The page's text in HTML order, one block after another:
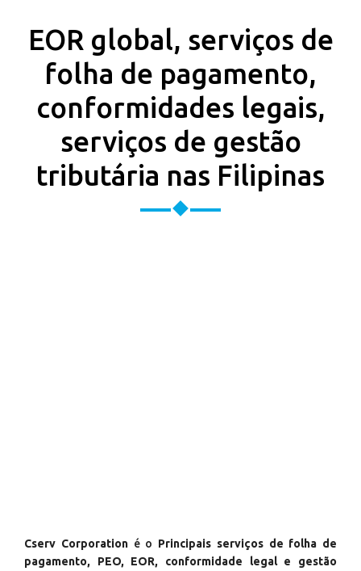
EOR global, serviços de
folha de pagamento,
conformidades legais,
serviços de gestão
tributária nas Filipinas
Cserv Corporationé o Principais serviços de folha de
pagamento, PEO, EOR, conformidade legal e gestão